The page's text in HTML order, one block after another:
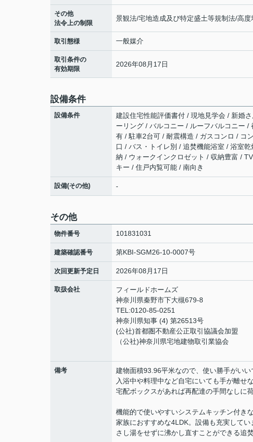
その他
法令上の制限
景観法/宅地造成及び特定盛土等規制法/高
取引態様 一般媒介
取引条件の
有効期限
2026年08月17日
設備条件
設備条件
建設住宅性能評価書付 / 現地見学会 / 新婚
ーリング / バルコニー / ルーフバルコニー
有 / 駐車2台可 / 耐震構造 / ガスコンロ / コ
口 / バス・トイレ別 / 追焚機能浴室 / 浴室
納 / ウォークインクロゼット / 収納豊富 /
キー / 住戸内覧可能 / 南向き
設備(その他) -
その他
物件番号 101831031
建築確認番号 第KBI-SGM26-10-0007号
次回更新予定日 2026年08月17日
取扱会社
フィールドホームズ
神奈川県秦野市下大槻679-8
TEL:0120-85-0251
神奈川県知事 (4) 第26513号
(公社)首都圏不動産公正取引協議会加盟
（公社)神奈川県宅地建物取引業協会
備考
建物面積93.96平米なので、使い勝手がいい
入浴中や料理中など自宅にいても手が離せ
宅配ボックスがあれば再配達の手間なしに
機能的で使いやすいシステムキッチン付き
家族におすすめな4LDK。設備も充実してい
さし湯をせずに沸かし直すことができる追